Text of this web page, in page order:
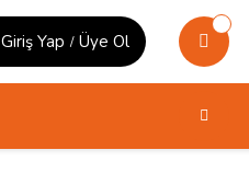
Giriş Yap / Üye Ol